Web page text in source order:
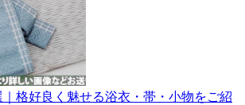
｜格好良く魅せる浴衣・帯・小物をご紹